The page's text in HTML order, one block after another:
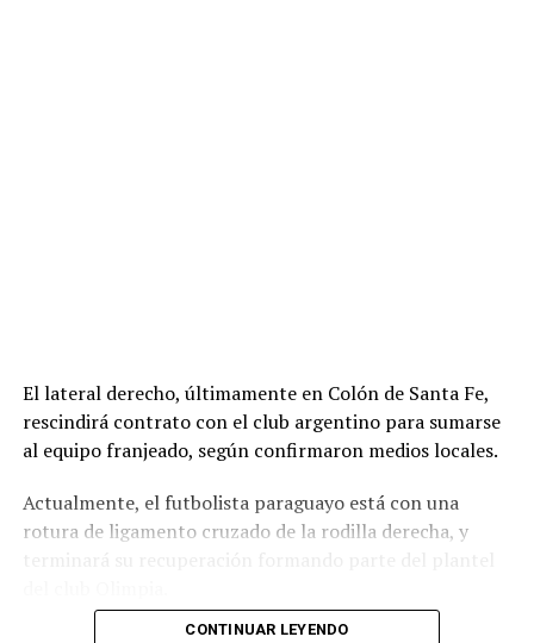
El lateral derecho, últimamente en Colón de Santa Fe,
rescindirá contrato con el club argentino para sumarse
al equipo franjeado, según confirmaron medios locales.
Actualmente, el futbolista paraguayo está con una
rotura de ligamento cruzado de la rodilla derecha, y
CONTINUAR LEYENDO